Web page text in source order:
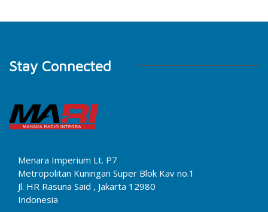
Stay Connected
Menara Imperium Lt. P7
Metropolitan Kuningan Super Blok Kav no.1
Jl. HR Rasuna Said , Jakarta 12980
Indonesia